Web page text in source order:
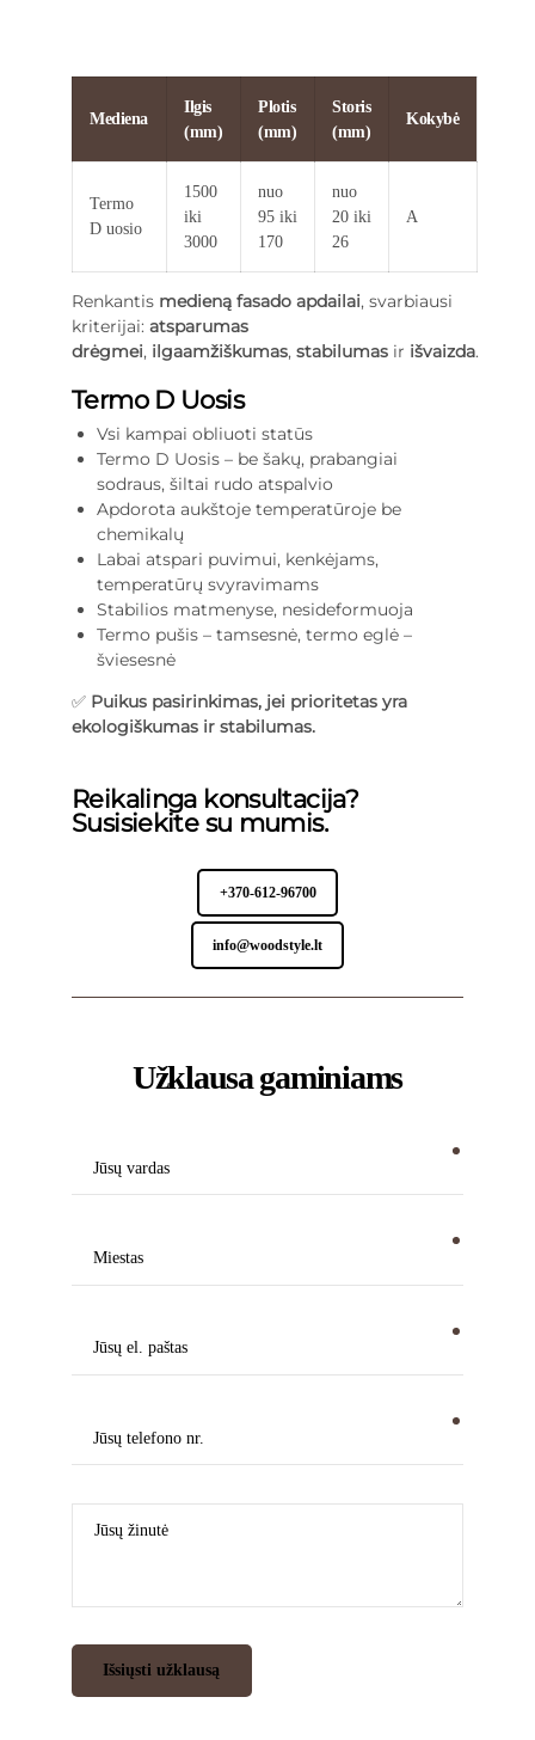
Mediena
Ilgis
(mm)
Plotis
(mm)
Storis
(mm)
Kokybė
Termo
D uosio
1500
iki
3000
nuo
95 iki
170
nuo
20 iki
26
A
Renkantis medieną fasado apdailai, svarbiausi
kriterijai: atsparumas
drėgmei, ilgaamžiškumas, stabilumas ir išvaizda.
Termo D Uosis
Vsi kampai obliuoti statūs
Termo D Uosis – be šakų, prabangiai
sodraus, šiltai rudo atspalvio
Apdorota aukštoje temperatūroje be
chemikalų
Labai atspari puvimui, kenkėjams,
temperatūrų svyravimams
Stabilios matmenyse, nesideformuoja
Termo pušis – tamsesnė, termo eglė –
šviesesnė
✅ Puikus pasirinkimas, jei prioritetas yra
ekologiškumas ir stabilumas.
Reikalinga konsultacija?
Susisiekite su mumis.
+370-612-96700
info@woodstyle.lt
Užklausa gaminiams